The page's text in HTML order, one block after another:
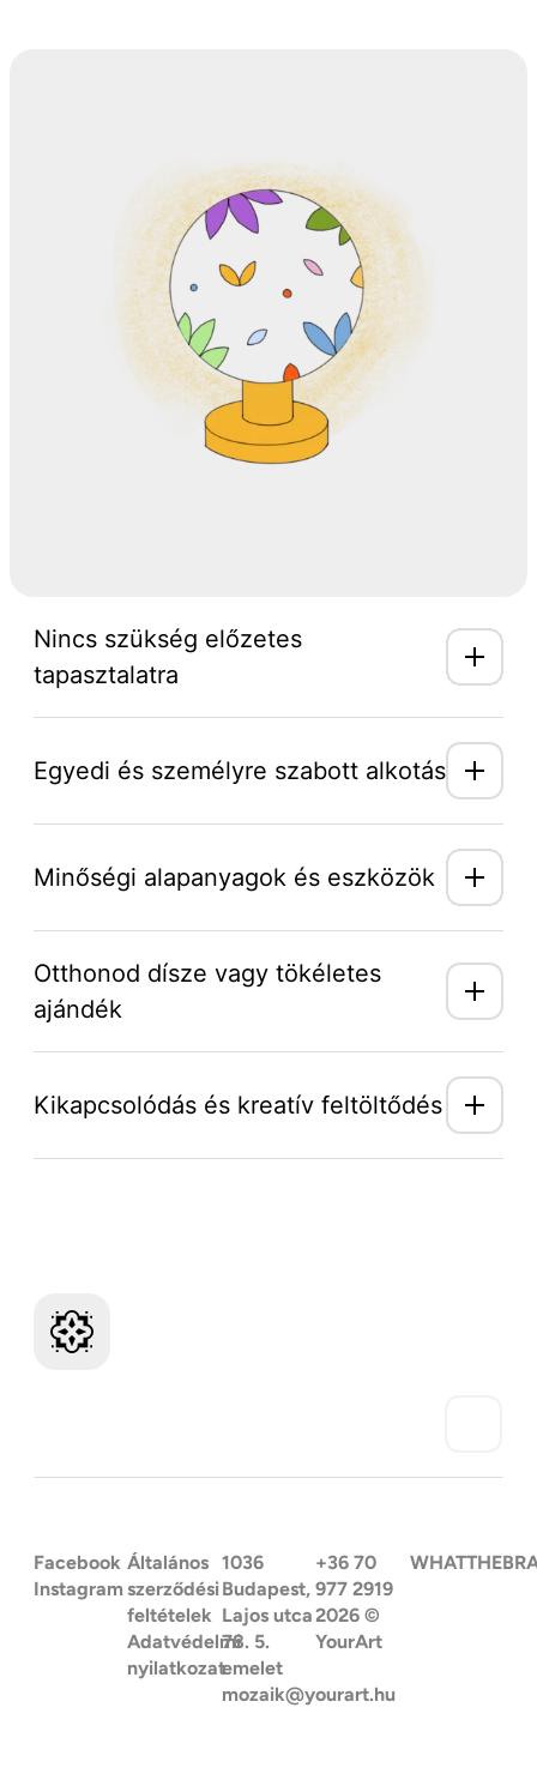
Nincs szükség előzetes
tapasztalatra
Egyedi és személyre szabott alkotás
Minőségi alapanyagok és eszközök
Otthonod dísze vagy tökéletes
ajándék
Kikapcsolódás és kreatív feltöltődés
Facebook
Instagram
Általános
szerződési
feltételek
Adatvédelmi
nyilatkozat
1036
Budapest,
Lajos utca
78. 5.
emelet
mozaik@yourart.hu
+36 70
977 2919
2026 ©
YourArt